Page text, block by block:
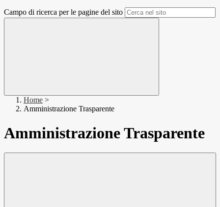
Campo di ricerca per le pagine del sito
Home >
Amministrazione Trasparente
Amministrazione Trasparente